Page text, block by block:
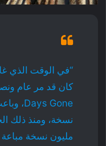
كان قد مر عام
نسخة، ومنذ ذلك